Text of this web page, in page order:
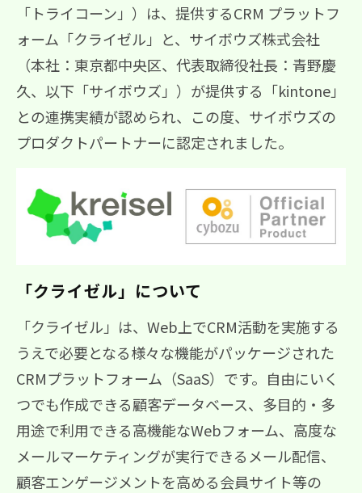
「トライコーン」）は、提供するCRM プラットフ
ォーム「クライゼル」と、サイボウズ株式会社
（本社：東京都中央区、代表取締役社長：青野慶
久、以下「サイボウズ」）が提供する「kintone」
との連携実績が認められ、この度、サイボウズの
プロダクトパートナーに認定されました。
「クライゼル」について
「クライゼル」は、Web上でCRM活動を実施する
うえで必要となる様々な機能がパッケージされた
CRMプラットフォーム（SaaS）です。自由にいく
つでも作成できる顧客データベース、多目的・多
用途で利用できる高機能なWebフォーム、高度な
メールマーケティングが実行できるメール配信、
顧客エンゲージメントを高める会員サイト等の